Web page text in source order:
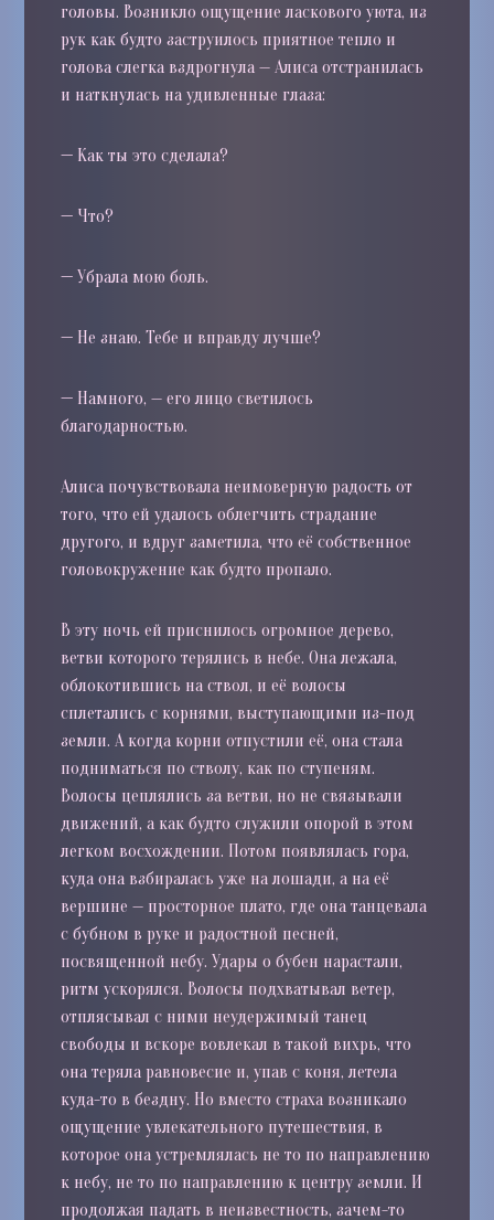
головы. Возникло ощущение ласкового уюта, из
рук как будто заструилось приятное тепло и
голова слегка вздрогнула — Алиса отстранилась
и наткнулась на удивленные глаза:
— Как ты это сделала?
— Что?
—Убрала мою боль.
— Не знаю. Тебе и вправду лучше?
— Намного, — его лицо светилось
благодарностью.
Алиса почувствовала неимоверную радость от
того, что ей удалось облегчить страдание
другого, и вдруг заметила, что её собственное
головокружение как будто пропало.
В эту ночь ей приснилось огромное дерево,
ветви которого терялись в небе. Она лежала,
облокотившись на ствол, и её волосы
сплетались с корнями, выступающими из-под
земли. А когда корни отпустили её, она стала
подниматься по стволу, как по ступеням.
Волосы цеплялись за ветви, но не связывали
движений, а как будто служили опорой в этом
легком восхождении. Потом появлялась гора,
куда она взбиралась уже на лошади, а на её
вершине — просторное плато, где она танцевала
с бубном в руке и радостной песней,
посвященной небу. Удары о бубен нарастали,
ритм ускорялся. Волосы подхватывал ветер,
отплясывал с ними неудержимый танец
свободы и вскоре вовлекал в такой вихрь, что
она теряла равновесие и, упав с коня, летела
куда-то в бездну. Но вместо страха возникало
ощущение увлекательного путешествия, в
которое она устремлялась не то по направлению
к небу, не то по направлению к центру земли. И
продолжая падать в неизвестность, зачем-то